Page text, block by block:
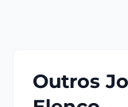
Outros